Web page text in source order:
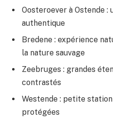
Oosteroever à Ostende :
authentique
Bredene : expérience
la nature sauvage
Zeebruges : grandes
contrastés
Westende : petite
protégées